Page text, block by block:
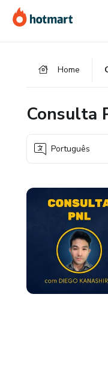
para
o
para
o
para
o
Home
Consulta
Português